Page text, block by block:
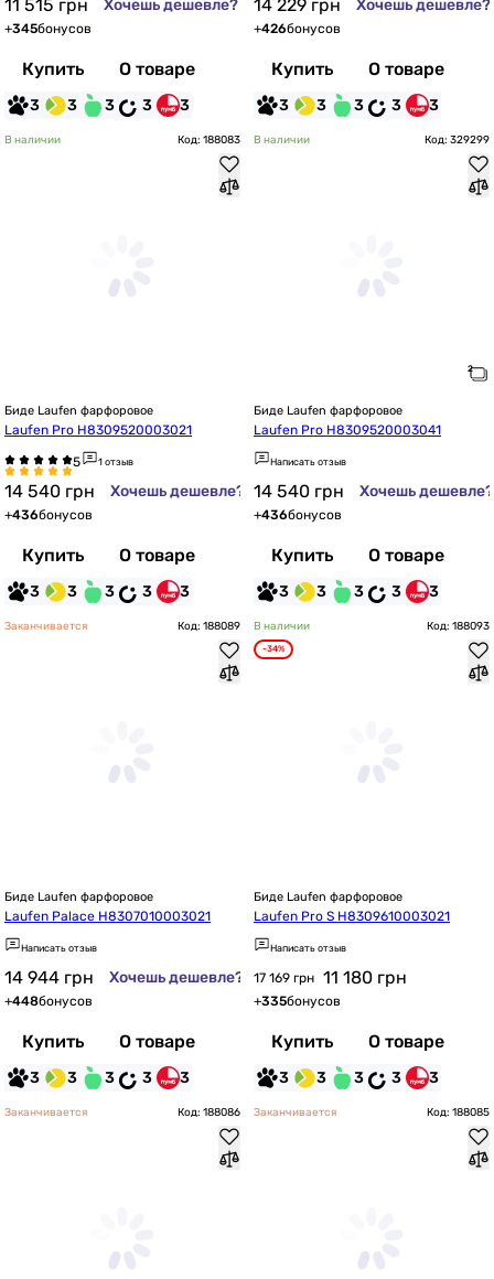
11 515 грн Хочешь дешевле?
+345бонусов
Купить О товаре
3 3 3 3 3
14 229 грн Хочешь дешевле?
+426бонусов
Купить О товаре
3 3 3 3 3
В наличии Код: 188083
Биде Laufen фарфоровое
Laufen Pro H8309520003021
1 отзыв
14 540 грн Хочешь дешевле?
+436бонусов
Купить О товаре
3 3 3 3 3
В наличии Код: 329299
Биде Laufen фарфоровое
Laufen Pro H8309520003041
Написать отзыв
14 540 грн Хочешь дешевле?
+436бонусов
Купить О товаре
3 3 3 3 3
Заканчивается Код: 188089
Биде Laufen фарфоровое
Laufen Palace H8307010003021
Написать отзыв
14 944 грн Хочешь дешевле?
+448бонусов
Купить О товаре
3 3 3 3 3
В наличии Код: 188093
-34%
Биде Laufen фарфоровое
Laufen Pro S H8309610003021
Написать отзыв
17 169 грн 11 180 грн
+335бонусов
Купить О товаре
3 3 3 3 3
Заканчивается Код: 188086 Заканчивается Код: 188085